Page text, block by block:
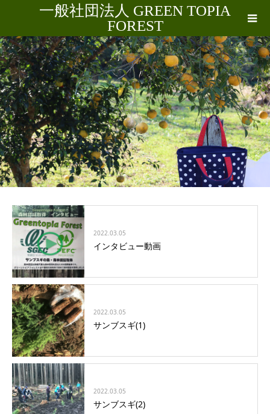
一般社団法人 GREEN TOPIA
FOREST
お知らせ
2022.03.05
インタビュー動画
2022.03.05
サンブスギ(1)
2022.03.05
サンブスギ(2)